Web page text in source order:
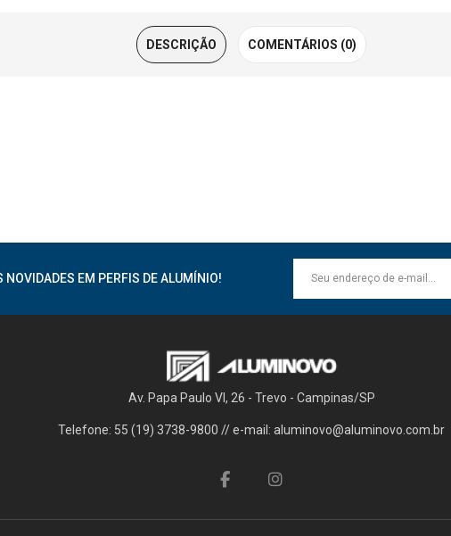
DESCRIÇÃO COMENTÁRIOS (0)
NOVIDADES EM PERFIS DE ALUMÍNIO!
Av. Papa Paulo VI, 26 - Trevo - Campinas/SP
Telefone: 55 (19) 3738-9800 // e-mail: aluminovo@aluminovo.com.br